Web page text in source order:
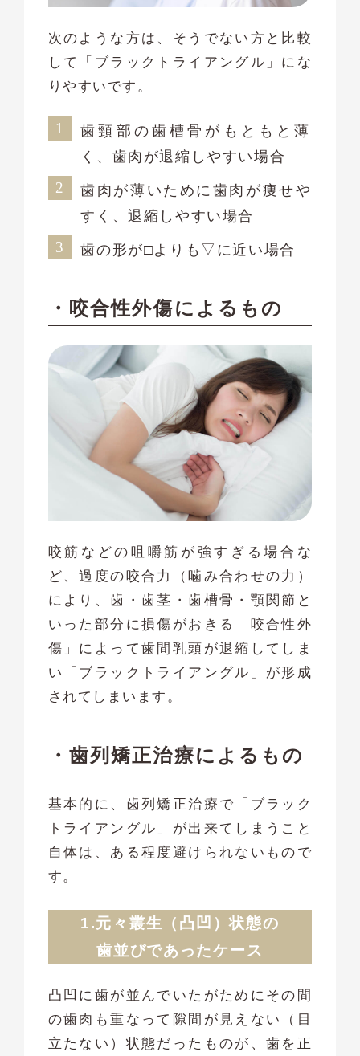
次のような方は、そうでない方と比較
して「ブラックトライアングル」にな
りやすいです。
歯頸部の歯槽骨がもともと薄
く、歯肉が退縮しやすい場合
歯肉が薄いために歯肉が痩せや
すく、退縮しやすい場合
歯の形が□よりも▽に近い場合
・咬合性外傷によるもの
咬筋などの咀嚼筋が強すぎる場合な
ど、過度の咬合力（噛み合わせの力）
により、歯・歯茎・歯槽骨・顎関節と
いった部分に損傷がおきる「咬合性外
傷」によって歯間乳頭が退縮してしま
い「ブラックトライアングル」が形成
されてしまいます。
・歯列矯正治療によるもの
基本的に、歯列矯正治療で「ブラック
トライアングル」が出来てしまうこと
自体は、ある程度避けられないもので
す。
1.元々叢生（凸凹）状態の
歯並びであったケース
凸凹に歯が並んでいたがためにその間
の歯肉も重なって隙間が見えない（目
立たない）状態だったものが、歯を正